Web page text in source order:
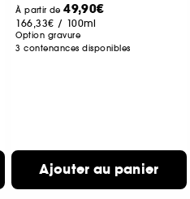
À partir de49,90€
166,33€ / 100ml
Option gravure
3 contenances disponibles
Ajouter au panier